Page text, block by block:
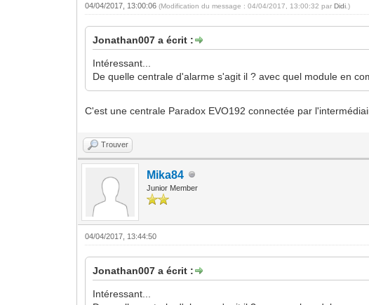
04/04/2017, 13:00:06(Modification du message : 04/04/2017, 13:00:32 parDidi .)
Jonathan007 a écrit :
Intéressant...
De quelle centrale d'alarme s'agit il ? avec quel module en
C'est une centrale Paradox EVO192 connectée par
Trouver
Mika84
Junior Member
04/04/2017, 13:44:50
Jonathan007 a écrit :
Intéressant...